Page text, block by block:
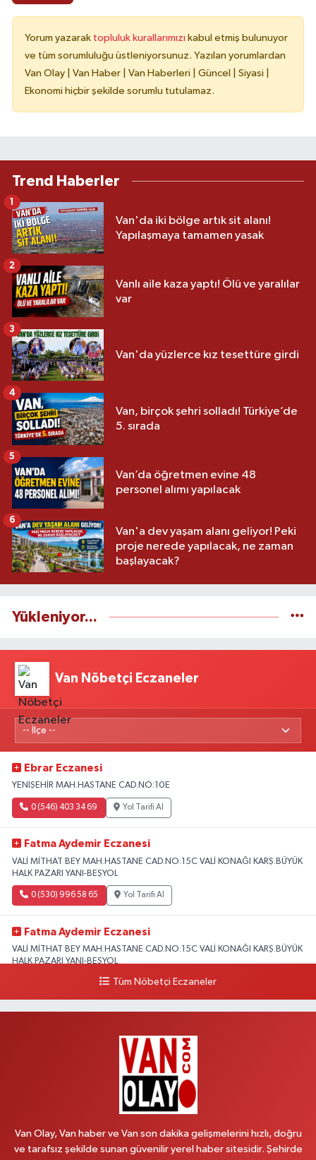
Yorum yazarak topluluk kurallarımızı kabul etmiş bulunuyor
ve tüm sorumluluğu üstleniyorsunuz. Yazılan yorumlardan
Van Olay | Van Haber | Van Haberleri | Güncel | Siyasi |
Ekonomi hiçbir şekilde sorumlu tutulamaz.
Trend Haberler
Van'da iki bölge artık sit alanı!
Yapılaşmaya tamamen yasak
1
Vanlı aile kaza yaptı! Ölü ve yaralılar
var
2
Van'da yüzlerce kız tesettüre girdi
3
Van, birçok şehri solladı! Türkiye’de
5. sırada
4
Van’da öğretmen evine 48
personel alımı yapılacak
5
Van'a dev yaşam alanı geliyor! Peki
proje nerede yapılacak, ne zaman
başlayacak?
6
Yükleniyor...
Van Nöbetçi Eczaneler
Ebrar Eczanesi
YENİŞEHİR MAH.HASTANE CAD.NO:10E
0 (546) 403 34 69 Yol Tarifi Al
Fatma Aydemir Eczanesi
VALİ MİTHAT BEY MAH.HASTANE CAD.NO:15C VALİ KONAĞI KARŞ.BÜYÜK
HALK PAZARI YANI-BEŞYOL
0 (530) 996 58 65 Yol Tarifi Al
Fatma Aydemir Eczanesi
VALİ MİTHAT BEY MAH.HASTANE CAD.NO:15C VALİ KONAĞI KARŞ.BÜYÜK
HALK PAZARI YANI-BEŞYOL
Yol Tarifi Al
CUMHURİYET MAH.ZÜBEYDE HANIM CAD.DIŞ KAPI NO:34 A lokman
Yol Tarifi Al
Hekimoğlu Eczanesi
0 (541) 147 65 65 Yol Tarifi Al
Tüm Nöbetçi Eczaneler
Van Olay, Van haber ve Van son dakika gelişmelerini hızlı, doğru
ve tarafsız şekilde sunan güvenilir yerel haber sitesidir. Şehirde